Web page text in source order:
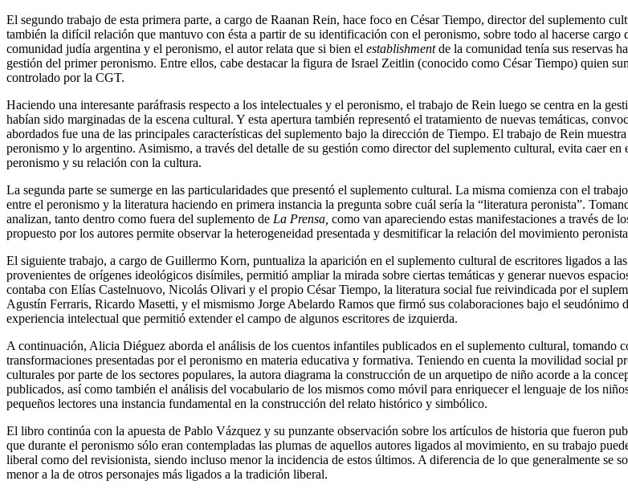
El segundo trabajo de esta primera parte, a cargo de Raanan Rein, hace foco en César Tiempo, director del suplemento
también la difícil relación que mantuvo con ésta a partir de su identificación con el peronismo, sobre todo al hacerse
comunidad judía argentina y el peronismo, el autor relata que si bien el establishmentde la comunidad tenía sus reservas
gestión del primer peronismo. Entre ellos, cabe destacar la figura de Israel Zeitlin (conocido como César Tiempo) quien
controlado por la CGT.
Haciendo una interesante paráfrasis respecto a los intelectuales y el peronismo, el trabajo de Rein luego se centra en la
habían sido marginadas de la escena cultural. Y esta apertura también representó el tratamiento de nuevas temáticas,
abordados fue una de las principales características del suplemento bajo la dirección de Tiempo. El trabajo de Rein
peronismo y lo argentino. Asimismo, a través del detalle de su gestión como director del suplemento cultural, evita caer
peronismo y su relación con la cultura.
La segunda parte se sumerge en las particularidades que presentó el suplemento cultural. La misma comienza con el
entre el peronismo y la literatura haciendo en primera instancia la pregunta sobre cuál sería la “literatura peronista”.
analizan, tanto dentro como fuera del suplemento de La Prensa, como van apareciendo estas manifestaciones a través de
propuesto por los autores permite observar la heterogeneidad presentada y desmitificar la relación del movimiento
El siguiente trabajo, a cargo de Guillermo Korn, puntualiza la aparición en el suplemento cultural de escritores ligados a
provenientes de orígenes ideológicos disímiles, permitió ampliar la mirada sobre ciertas temáticas y generar nuevos
contaba con Elías Castelnuovo, Nicolás Olivari y el propio César Tiempo, la literatura social fue reivindicada por el
Agustín Ferraris, Ricardo Masetti, y el mismismo Jorge Abelardo Ramos que firmó sus colaboraciones bajo el
experiencia intelectual que permitió extender el campo de algunos escritores de izquierda.
A continuación, Alicia Diéguez aborda el análisis de los cuentos infantiles publicados en el suplemento cultural, tomando
transformaciones presentadas por el peronismo en materia educativa y formativa. Teniendo en cuenta la movilidad social
culturales por parte de los sectores populares, la autora diagrama la construcción de un arquetipo de niño acorde a la
publicados, así como también el análisis del vocabulario de los mismos como móvil para enriquecer el lenguaje de los
pequeños lectores una instancia fundamental en la construcción del relato histórico y simbólico.
El libro continúa con la apuesta de Pablo Vázquez y su punzante observación sobre los artículos de historia que fueron
que durante el peronismo sólo eran contempladas las plumas de aquellos autores ligados al movimiento, en su trabajo
liberal como del revisionista, siendo incluso menor la incidencia de estos últimos. A diferencia de lo que generalmente se
menor a la de otros personajes más ligados a la tradición liberal.